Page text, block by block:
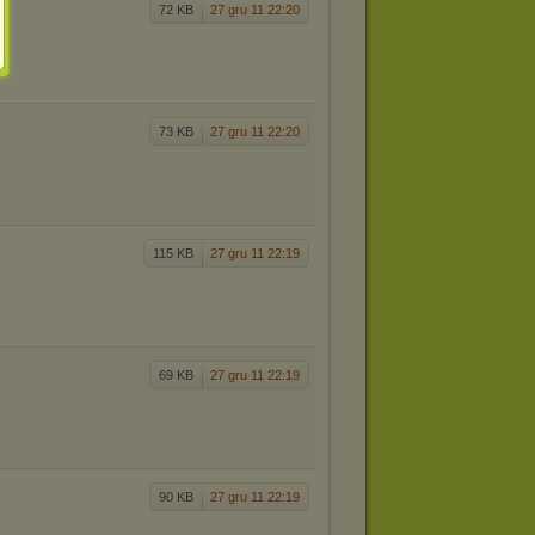
72 KB 27 gru 11 22:20
73 KB 27 gru 11 22:20
115 KB 27 gru 11 22:19
69 KB 27 gru 11 22:19
90 KB 27 gru 11 22:19